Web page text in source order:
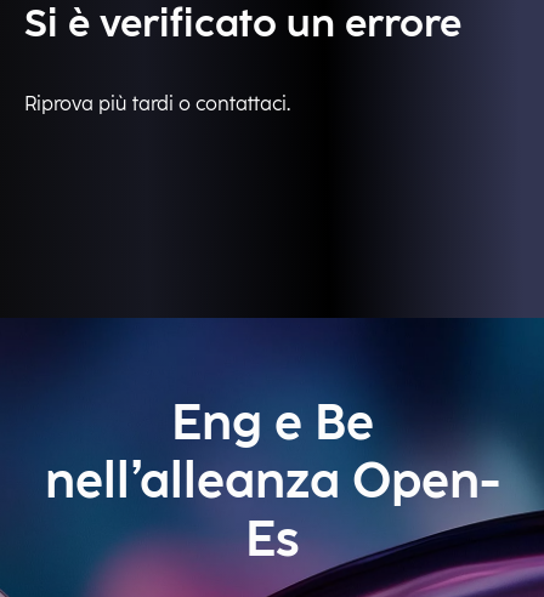
Si è verificato un errore
Riprova più tardi o contattaci.
Eng e Be
nell’alleanza Open-
Es